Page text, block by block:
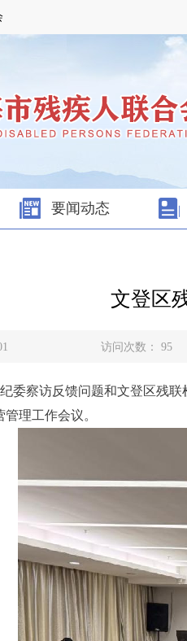
要闻动态
文登区
访问次数： 95
委察访反馈问题和文登区残
理工作会议。